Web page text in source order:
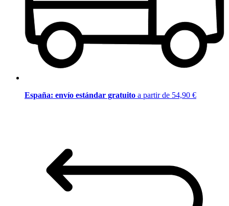
España: envío estándar gratuito a partir de 54,90 €